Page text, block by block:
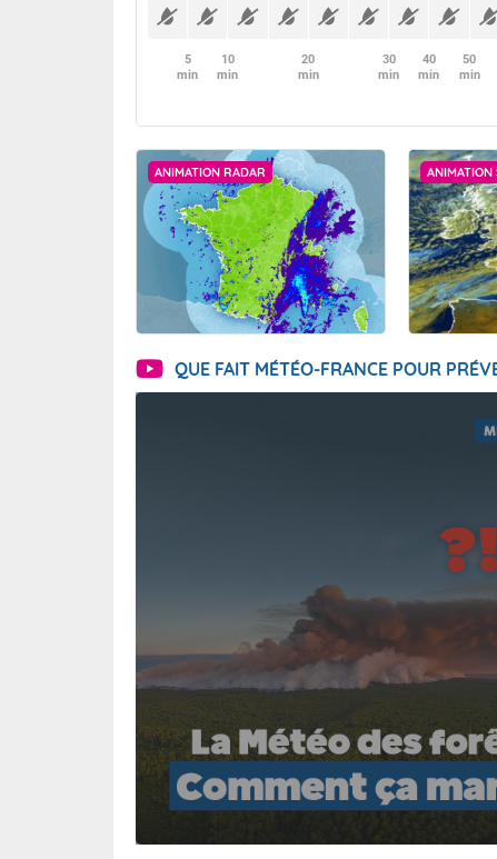
5
min
10
min
20
min
30
min
40
min
50
min
ANIMATION RADAR ANIMATION
QUE FAIT MÉTÉO-FRANCE POUR